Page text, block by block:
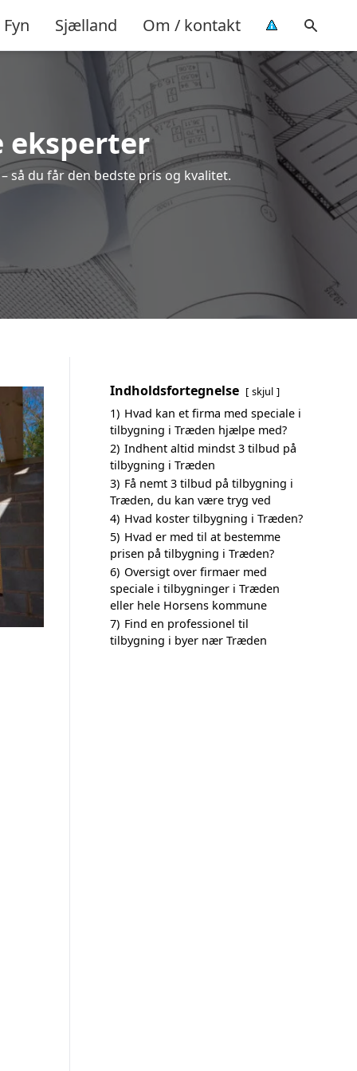
Fyn Sjælland Om / kontakt
eksperter
du får den bedste pris og kvalitet.
Indholdsfortegnelse skjul
1) Hvad kan et firma med speciale i
tilbygning i Træden hjælpe med?
2) Indhent altid mindst 3 tilbud på
tilbygning i Træden
3) Få nemt 3 tilbud på tilbygning i
Træden, du kan være tryg ved
4) Hvad koster tilbygning i Træden?
5) Hvad er med til at bestemme
prisen på tilbygning i Træden?
6) Oversigt over firmaer med
speciale i tilbygninger i Træden
eller hele Horsens kommune
7) Find en professionel til
tilbygning i byer nær Træden